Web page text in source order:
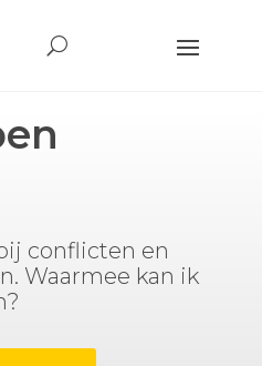
conflicten en
Waarmee kan ik